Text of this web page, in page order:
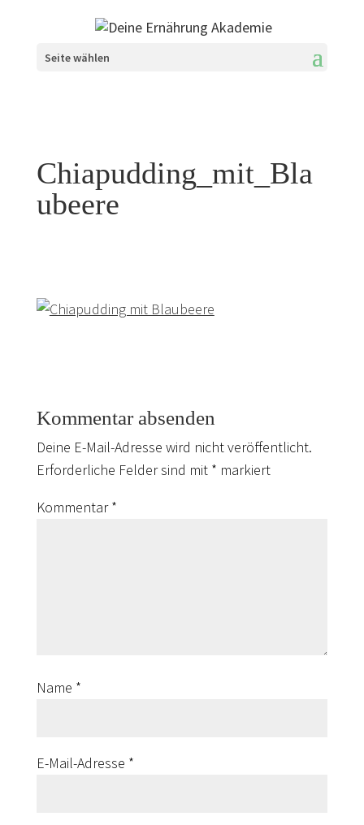
Seite wählen
Chiapudding_mit_Bla
ubeere
Kommentar absenden
Deine E-Mail-Adresse wird nicht veröffentlicht.
Erforderliche Felder sind mit * markiert
Kommentar*
Name *
E-Mail-Adresse *